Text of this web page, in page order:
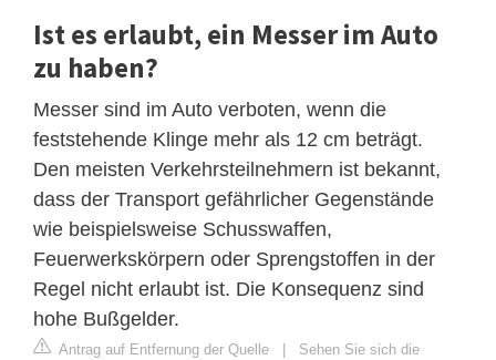
Ist es erlaubt, ein Messer im Auto
zu haben?
Messer sind im Auto verboten, wenn die
feststehende Klinge mehr als 12 cm beträgt.
Den meisten Verkehrsteilnehmern ist bekannt,
dass der Transport gefährlicher Gegenstände
wie beispielsweise Schusswaffen,
Feuerwerkskörpern oder Sprengstoffen in der
Regel nicht erlaubt ist. Die Konsequenz sind
hohe Bußgelder.
Antrag auf Entfernung der Quelle
Sehen Sie sich die